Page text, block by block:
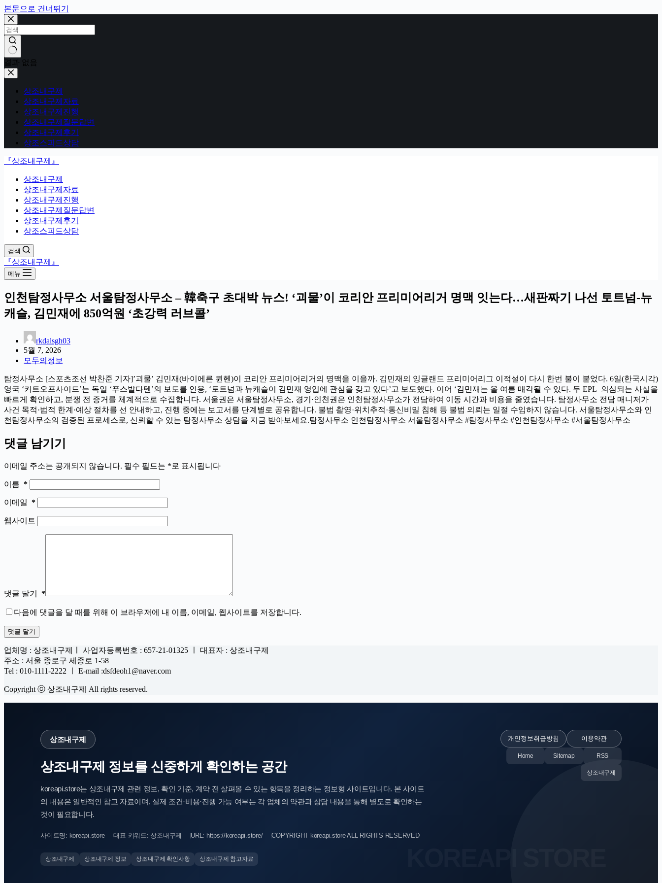
본문으로 건너뛰기
결과 없음
상조내구제
상조내구제자료
상조내구제진행
상조내구제질문답변
상조내구제후기
상조스피드상담
『상조내구제』
상조내구제
상조내구제자료
상조내구제진행
상조내구제질문답변
상조내구제후기
상조스피드상담
검색
『상조내구제』
메뉴
인천탐정사무소 서울탐정사무소 – 韓축구 초대박 뉴스! ‘괴물’이 코리안 프리미어리거 명맥 잇는다…새판짜기 나선 토트넘-뉴
캐슬, 김민재에 850억원 ‘초강력 러브콜’
rkdalsgh03
5월 7, 2026
모두의정보
탐정사무소 [스포츠조선 박찬준 기자]’괴물’ 김민재(바이에른 뮌헨)이 코리안 프리미어리거의 명맥을 이을까. 김민재의 잉글랜드 프리미어리그 이적설이 다시 한번 불이 붙었다. 6일(한국시각)
영국 ‘커트오프사이드’는 독일 ‘푸스발다텐’의 보도를 인용, ‘토트넘과 뉴캐슬이 김민재 영입에 관심을 갖고 있다’고 보도했다. 이어 ‘김민재는 올 여름 매각될 수 있다. 두 EPL 의심되는 사실을
빠르게 확인하고, 분쟁 전 증거를 체계적으로 수집합니다. 서울권은 서울탐정사무소, 경기·인천권은 인천탐정사무소가 전담하여 이동 시간과 비용을 줄였습니다. 탐정사무소 전담 매니저가
사건 목적·법적 한계·예상 절차를 선 안내하고, 진행 중에는 보고서를 단계별로 공유합니다. 불법 촬영·위치추적·통신비밀 침해 등 불법 의뢰는 일절 수임하지 않습니다. 서울탐정사무소와 인
천탐정사무소의 검증된 프로세스로, 신뢰할 수 있는 탐정사무소 상담을 지금 받아보세요.탐정사무소 인천탐정사무소 서울탐정사무소 #탐정사무소 #인천탐정사무소 #서울탐정사무소
댓글 남기기
이메일 주소는 공개되지 않습니다. 필수 필드는 *로 표시됩니다
이름 *
이메일 *
웹사이트
댓글 달기 *
다음에 댓글을 달 때를 위해 이 브라우저에 내 이름, 이메일, 웹사이트를 저장합니다.
댓글 달기
업체명 : 상조내구제ㅣ 사업자등록번호 : 657-21-01325 ㅣ 대표자 : 상조내구제
주소 : 서울 종로구 세종로 1-58
Tel : 010-1111-2222 ㅣ E-mail :dsfdeoh1@naver.com
Copyright ⓒ 상조내구제 All rights reserved.
상조내구제
상조내구제 정보를 신중하게 확인하는 공간
koreapi.store는 상조내구제 관련 정보, 확인 기준, 계약 전 살펴볼 수 있는 항목을 정리하는 정보형 사이트입니다. 본 사이트
의 내용은 일반적인 참고 자료이며, 실제 조건·비용·진행 가능 여부는 각 업체의 약관과 상담 내용을 통해 별도로 확인하는
것이 필요합니다.
사이트명: koreapi.store 대표 키워드: 상조내구제 URL: https://koreapi.store/ COPYRIGHT koreapi.store ALL RIGHTS RESERVED
상조내구제 상조내구제 정보 상조내구제 확인사항 상조내구제 참고자료
개인정보취급방침 이용약관
Home Sitemap RSS
상조내구제